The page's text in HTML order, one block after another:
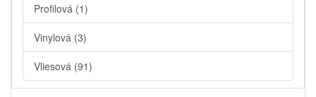
Profilová (1)
Vinylová (3)
Vliesová (91)